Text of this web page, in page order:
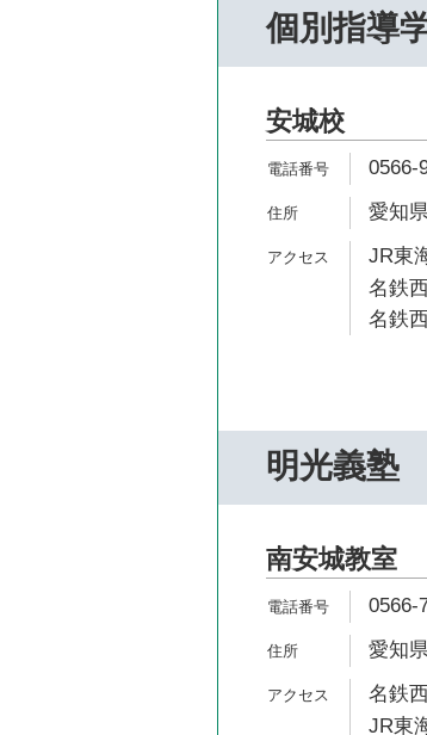
個別指導
安城校
0566-
愛知
JR東
名鉄
名鉄
明光義塾
南安城教室
0566-
愛知
名鉄
JR東